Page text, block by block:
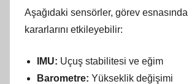
Aşağıdaki sensörler, görev esnasında
kararlarını etkileyebilir:
IMU: Uçuş stabilitesi ve eğim
Barometre: Yükseklik değişimi